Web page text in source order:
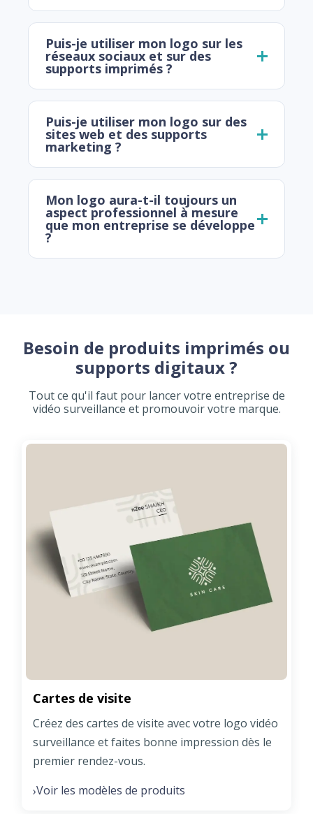
Puis-je utiliser mon logo sur les
réseaux sociaux et sur des
supports imprimés ?
Puis-je utiliser mon logo sur des
sites web et des supports
marketing ?
Mon logo aura-t-il toujours un
aspect professionnel à mesure
que mon entreprise se développe
?
Besoin de produits imprimés ou
supports digitaux ?
Tout ce qu'il faut pour lancer votre entreprise de
vidéo surveillance et promouvoir votre marque.
Cartes de visite
Créez des cartes de visite avec votre logo vidéo
surveillance et faites bonne impression dès le
premier rendez-vous.
›Voir les modèles de produits